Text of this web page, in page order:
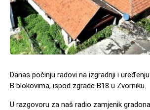
Danas počinju radovi na izgradnji i
B blokovima, ispod zgrade B18 u Zvorniku.
U razgovoru za naš radio zamjenik